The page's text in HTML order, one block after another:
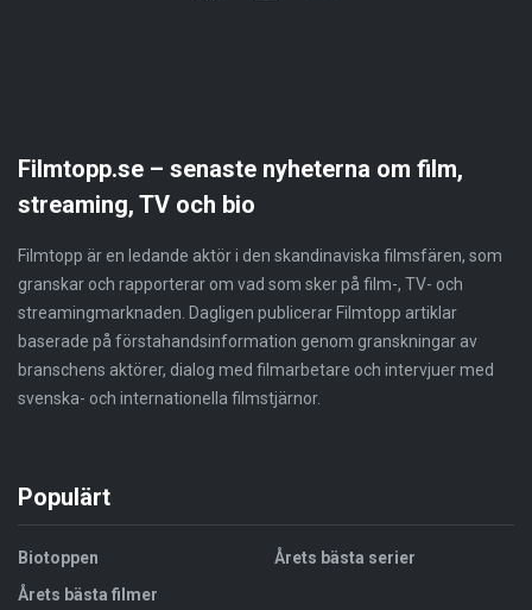
Filmtopp.se – senaste nyheterna om film,
streaming, TV och bio
Filmtopp är en ledande aktör i den skandinaviska filmsfären, som
granskar och rapporterar om vad som sker på film-, TV- och
streamingmarknaden. Dagligen publicerar Filmtopp artiklar
baserade på förstahandsinformation genom granskningar av
branschens aktörer, dialog med filmarbetare och intervjuer med
svenska- och internationella filmstjärnor.
Populärt
Biotoppen
Årets bästa filmer
Årets bästa serier